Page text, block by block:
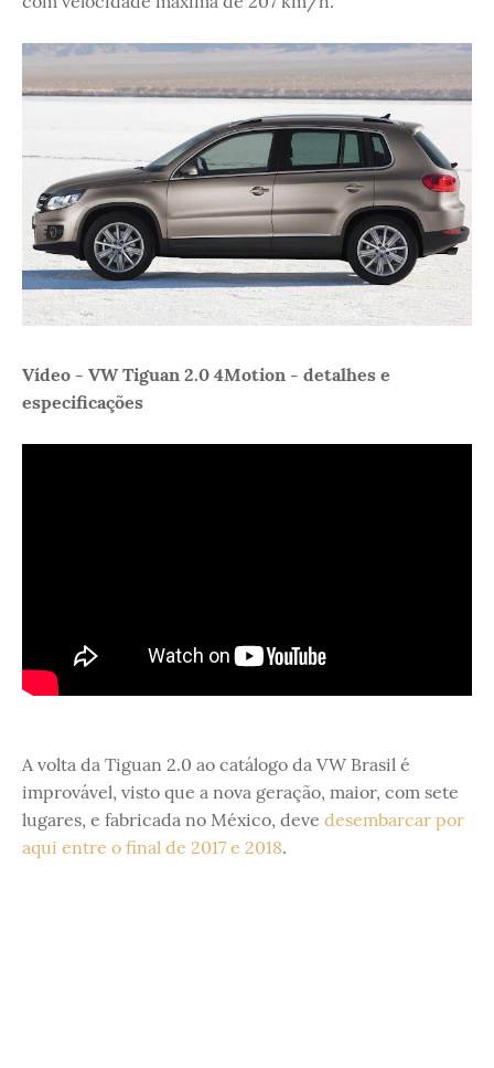
Vídeo - VW Tiguan 2.0 4Motion - detalhes e
especificações
A volta da Tiguan 2.0 ao catálogo da VW Brasil é
improvável, visto que a nova geração, maior, com sete
lugares, e fabricada no México, deve desembarcar por
aqui entre o final de 2017 e 2018.